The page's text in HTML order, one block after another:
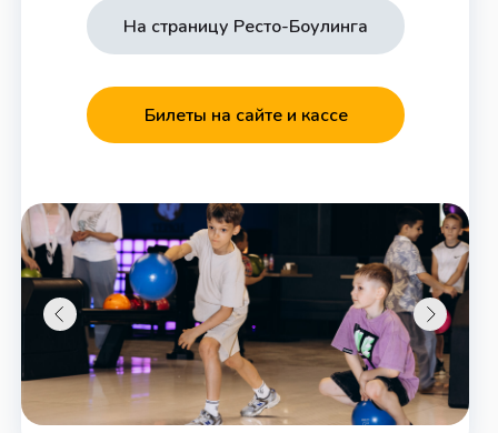
На страницу Ресто-Боулинга
Билеты на сайте и кассе